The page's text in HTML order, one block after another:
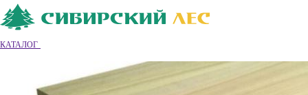
КАТАЛОГ
Ваш городВладимир